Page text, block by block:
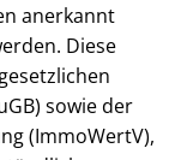
anerkannt
Diese
sowie der
(ImmoWertV),